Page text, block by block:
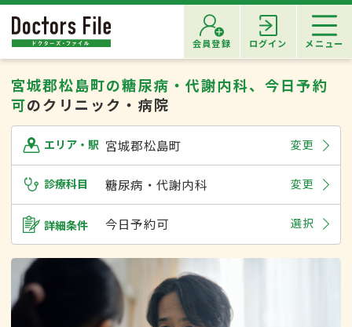
会員登録 ログイン メニュー
宮城郡松島町の糖尿病・代謝内科、今日予約
可のクリニック・病院
エリア・駅 宮城郡松島町 変更
診療科目 糖尿病・代謝内科 変更
詳細条件 今日予約可 選択